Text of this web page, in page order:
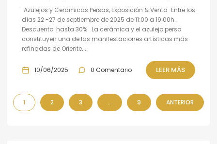
¨Azulejos y Cerámicas Persas, Exposición & Venta¨ Entre los
días 22 -27 de septiembre de 2025 de 11:00 a 19:00h.
Descuento: hasta 30% La cerámica y el azulejo persa
constituyen una de las manifestaciones artísticas más
refinadas de Oriente....
10/06/2025 0 Comentario LEER MÁS
1 2 3 … 9 ANTERIOR